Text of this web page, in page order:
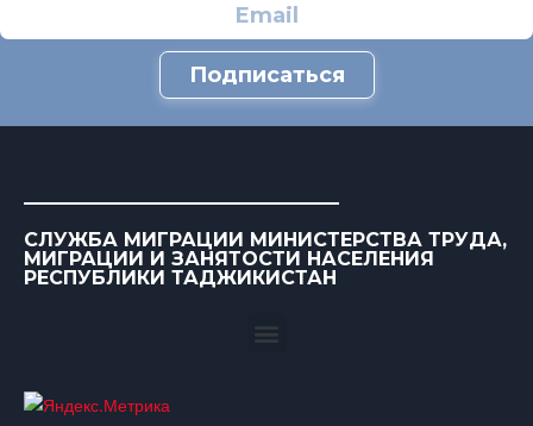
Подписаться
СЛУЖБА МИГРАЦИИ МИНИСТЕРСТВА ТРУДА,
МИГРАЦИИ И ЗАНЯТОСТИ НАСЕЛЕНИЯ
РЕСПУБЛИКИ ТАДЖИКИСТАН